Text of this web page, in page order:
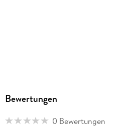
Bewertungen
0 Bewertungen